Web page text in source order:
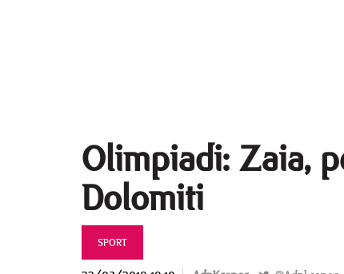
Olimpiadi: Zaia,
Dolomiti
SPORT